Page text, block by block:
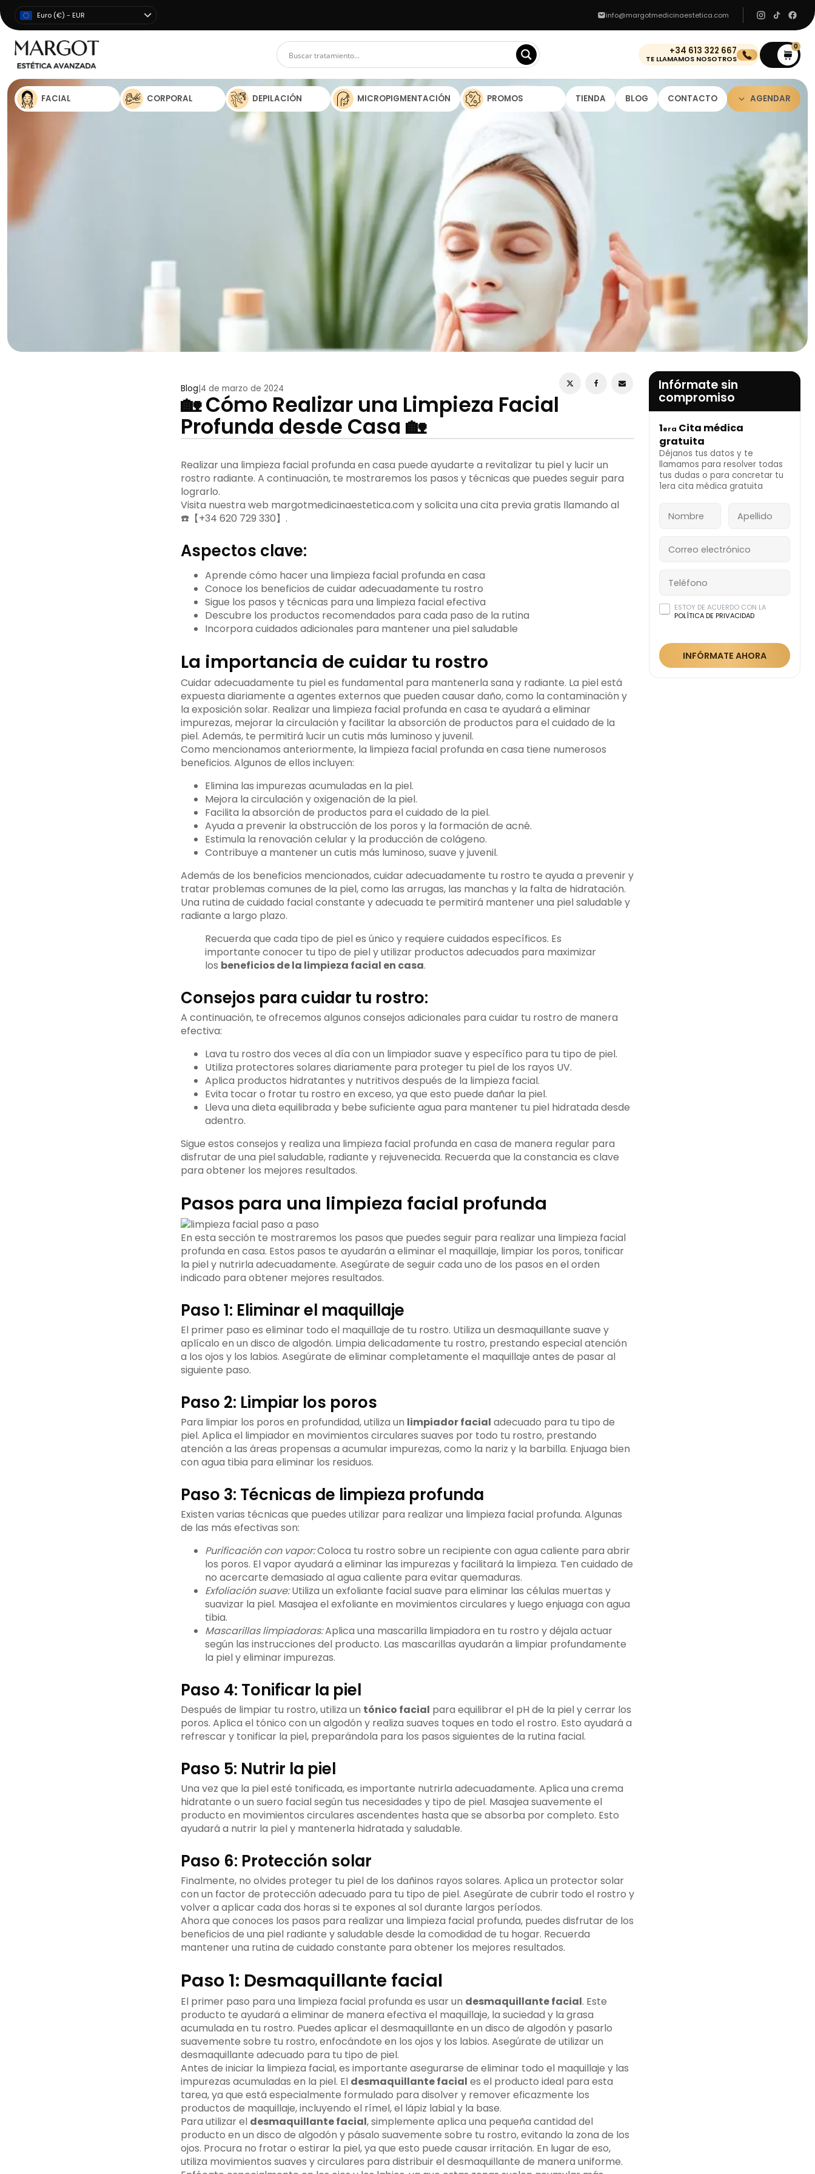
Euro (€) - EUR info@margotmedicinaestetica.com
+34 613 322 667
TE LLAMAMOS NOSOTROS
0
FACIAL CORPORAL DEPILACIÓN MICROPIGMENTACIÓN PROMOS TIENDA BLOG CONTACTO AGENDAR
ESTOY DE ACUERDO CON LA
POLÍTICA DE
PRIVACIDAD
INFÓRMATE AHORA
Blog 4 de marzo de 2024
🏡 Cómo Realizar una Limpieza Facial
Profunda desde Casa 🏡
Realizar una limpieza facial profunda en casa puede ayudarte a revitalizar tu piel y lucir un
rostro radiante. A continuación, te mostraremos los pasos y técnicas que puedes seguir para
lograrlo.
Visita nuestra web margotmedicinaestetica.com y solicita una cita previa gratis llamando al
☎️【+34 620 729 330】.
Aspectos clave:
Aprende cómo hacer una limpieza facial profunda en casa
Conoce los beneficios de cuidar adecuadamente tu rostro
Sigue los pasos y técnicas para una limpieza facial efectiva
Descubre los productos recomendados para cada paso de la rutina
Incorpora cuidados adicionales para mantener una piel saludable
La importancia de cuidar tu rostro
Cuidar adecuadamente tu piel es fundamental para mantenerla sana y radiante. La piel está
expuesta diariamente a agentes externos que pueden causar daño, como la contaminación y
la exposición solar. Realizar una limpieza facial profunda en casa te ayudará a eliminar
impurezas, mejorar la circulación y facilitar la absorción de productos para el cuidado de la
piel. Además, te permitirá lucir un cutis más luminoso y juvenil.
Como mencionamos anteriormente, la limpieza facial profunda en casa tiene numerosos
beneficios. Algunos de ellos incluyen:
Elimina las impurezas acumuladas en la piel.
Mejora la circulación y oxigenación de la piel.
Facilita la absorción de productos para el cuidado de la piel.
Ayuda a prevenir la obstrucción de los poros y la formación de acné.
Estimula la renovación celular y la producción de colágeno.
Contribuye a mantener un cutis más luminoso, suave y juvenil.
Además de los beneficios mencionados, cuidar adecuadamente tu rostro te ayuda a prevenir y
tratar problemas comunes de la piel, como las arrugas, las manchas y la falta de hidratación.
Una rutina de cuidado facial constante y adecuada te permitirá mantener una piel saludable y
radiante a largo plazo.
Recuerda que cada tipo de piel es único y requiere cuidados específicos. Es
importante conocer tu tipo de piel y utilizar productos adecuados para maximizar
los beneficios de la limpieza facial en casa.
Consejos para cuidar tu rostro:
A continuación, te ofrecemos algunos consejos adicionales para cuidar tu rostro de manera
efectiva:
Lava tu rostro dos veces al día con un limpiador suave y específico para tu tipo de piel.
Utiliza protectores solares diariamente para proteger tu piel de los rayos UV.
Aplica productos hidratantes y nutritivos después de la limpieza facial.
Evita tocar o frotar tu rostro en exceso, ya que esto puede dañar la piel.
Lleva una dieta equilibrada y bebe suficiente agua para mantener tu piel hidratada desde
adentro.
Sigue estos consejos y realiza una limpieza facial profunda en casa de manera regular para
disfrutar de una piel saludable, radiante y rejuvenecida. Recuerda que la constancia es clave
para obtener los mejores resultados.
Pasos para una limpieza facial profunda
En esta sección te mostraremos los pasos que puedes seguir para realizar una limpieza facial
profunda en casa. Estos pasos te ayudarán a eliminar el maquillaje, limpiar los poros, tonificar
la piel y nutrirla adecuadamente. Asegúrate de seguir cada uno de los pasos en el orden
indicado para obtener mejores resultados.
Paso 1: Eliminar el maquillaje
El primer paso es eliminar todo el maquillaje de tu rostro. Utiliza un desmaquillante suave y
aplícalo en un disco de algodón. Limpia delicadamente tu rostro, prestando especial atención
a los ojos y los labios. Asegúrate de eliminar completamente el maquillaje antes de pasar al
siguiente paso.
Paso 2: Limpiar los poros
Para limpiar los poros en profundidad, utiliza un limpiador facial adecuado para tu tipo de
piel. Aplica el limpiador en movimientos circulares suaves por todo tu rostro, prestando
atención a las áreas propensas a acumular impurezas, como la nariz y la barbilla. Enjuaga bien
con agua tibia para eliminar los residuos.
Paso 3: Técnicas de limpieza profunda
Existen varias técnicas que puedes utilizar para realizar una limpieza facial profunda. Algunas
de las más efectivas son:
Purificación con vapor:Coloca tu rostro sobre un recipiente con agua caliente para abrir
los poros. El vapor ayudará a eliminar las impurezas y facilitará la limpieza. Ten cuidado de
no acercarte demasiado al agua caliente para evitar quemaduras.
Exfoliación suave:Utiliza un exfoliante facial suave para eliminar las células muertas y
suavizar la piel. Masajea el exfoliante en movimientos circulares y luego enjuaga con agua
tibia.
Mascarillas limpiadoras:Aplica una mascarilla limpiadora en tu rostro y déjala actuar
según las instrucciones del producto. Las mascarillas ayudarán a limpiar profundamente
la piel y eliminar impurezas.
Paso 4: Tonificar la piel
Después de limpiar tu rostro, utiliza un tónico facial para equilibrar el pH de la piel y cerrar los
poros. Aplica el tónico con un algodón y realiza suaves toques en todo el rostro. Esto ayudará a
refrescar y tonificar la piel, preparándola para los pasos siguientes de la rutina facial.
Paso 5: Nutrir la piel
Una vez que la piel esté tonificada, es importante nutrirla adecuadamente. Aplica una crema
hidratante o un suero facial según tus necesidades y tipo de piel. Masajea suavemente el
producto en movimientos circulares ascendentes hasta que se absorba por completo. Esto
ayudará a nutrir la piel y mantenerla hidratada y saludable.
Paso 6: Protección solar
Finalmente, no olvides proteger tu piel de los dañinos rayos solares. Aplica un protector solar
con un factor de protección adecuado para tu tipo de piel. Asegúrate de cubrir todo el rostro y
volver a aplicar cada dos horas si te expones al sol durante largos períodos.
Ahora que conoces los pasos para realizar una limpieza facial profunda, puedes disfrutar de los
beneficios de una piel radiante y saludable desde la comodidad de tu hogar. Recuerda
mantener una rutina de cuidado constante para obtener los mejores resultados.
Paso 1: Desmaquillante facial
El primer paso para una limpieza facial profunda es usar un desmaquillante facial. Este
producto te ayudará a eliminar de manera efectiva el maquillaje, la suciedad y la grasa
acumulada en tu rostro. Puedes aplicar el desmaquillante en un disco de algodón y pasarlo
suavemente sobre tu rostro, enfocándote en los ojos y los labios. Asegúrate de utilizar un
desmaquillante adecuado para tu tipo de piel.
Antes de iniciar la limpieza facial, es importante asegurarse de eliminar todo el maquillaje y las
impurezas acumuladas en la piel. El desmaquillante facial es el producto ideal para esta
tarea, ya que está especialmente formulado para disolver y remover eficazmente los
productos de maquillaje, incluyendo el rímel, el lápiz labial y la base.
Para utilizar el desmaquillante facial, simplemente aplica una pequeña cantidad del
producto en un disco de algodón y pásalo suavemente sobre tu rostro, evitando la zona de los
ojos. Procura no frotar o estirar la piel, ya que esto puede causar irritación. En lugar de eso,
utiliza movimientos suaves y circulares para distribuir el desmaquillante de manera uniforme.
Infórmate sin
compromiso
1era Cita médica
gratuita
Déjanos tus datos y te
llamamos para resolver todas
tus dudas o para concretar tu
1era cita médica gratuita
ESTOY DE ACUERDO CON LA
POLÍTICA DE PRIVACIDAD
INFÓRMATE AHORA